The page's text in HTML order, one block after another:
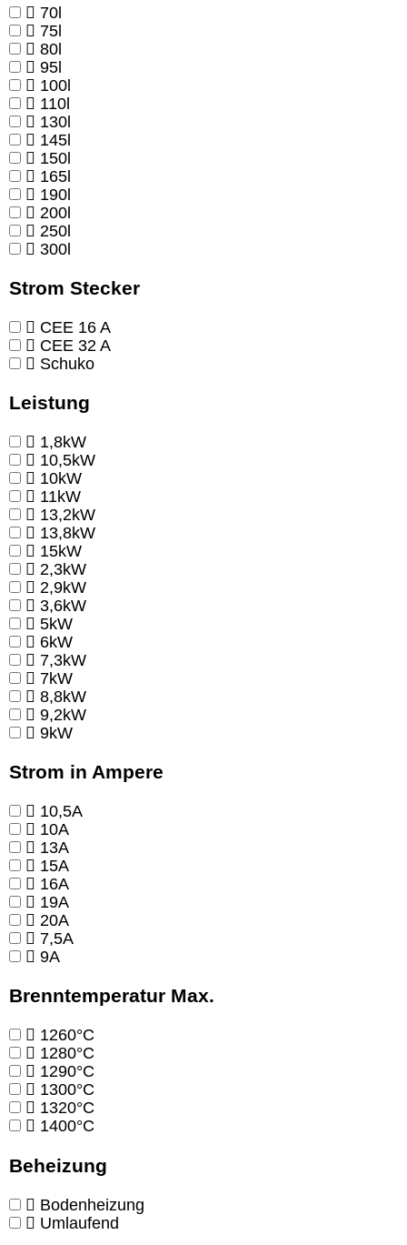
70l
75l
80l
95l
100l
110l
130l
145l
150l
165l
190l
200l
250l
300l
Strom Stecker
CEE 16 A
CEE 32 A
Schuko
Leistung
1,8kW
10,5kW
10kW
11kW
13,2kW
13,8kW
15kW
2,3kW
2,9kW
3,6kW
5kW
6kW
7,3kW
7kW
8,8kW
9,2kW
9kW
Strom in Ampere
10,5A
10A
13A
15A
16A
19A
20A
7,5A
9A
Brenntemperatur Max.
1260°C
1280°C
1290°C
1300°C
1320°C
1400°C
Beheizung
Bodenheizung
Umlaufend